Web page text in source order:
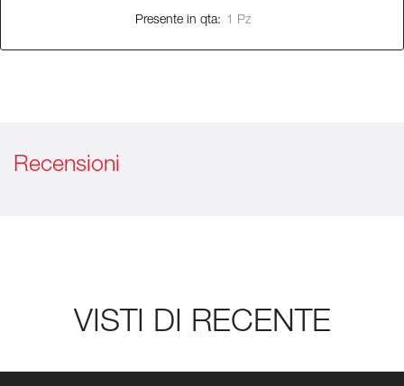
Presente in qta: 1 Pz
Recensioni
VISTI DI RECENTE